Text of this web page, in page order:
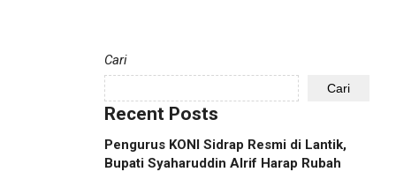
Cari
Cari
Recent Posts
Pengurus KONI Sidrap Resmi di Lantik,
Bupati Syaharuddin Alrif Harap Rubah